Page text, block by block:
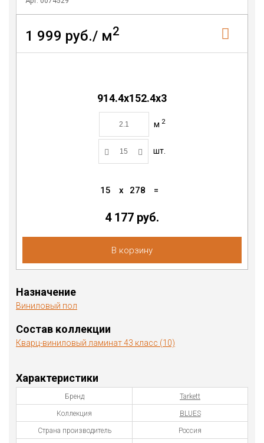
1 999 руб./ м2
914.4x152.4x3
м 2
шт.
15 x 278 =
4 177 руб.
В корзину
Назначение
Виниловый пол
Состав коллекции
Кварц-виниловый ламинат 43 класс (10)
Характеристики
Бренд Tarkett
Коллекция BLUES
Страна производитель Россия